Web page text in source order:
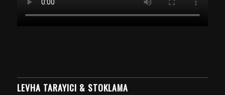
LEVHA TARAYICI & STOKLAMA